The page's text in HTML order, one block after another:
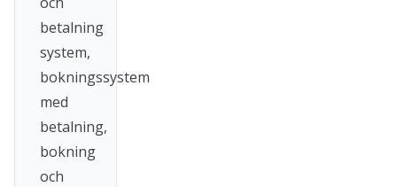
betalning
system,
bokningssystem
med
betalning,
bokning
och